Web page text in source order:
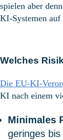
spielen aber
KI-Systemen
Welches
Die EU-KI-
KI nach einem
Minimales
geringes